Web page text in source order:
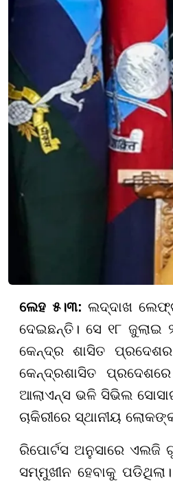
ଲେହ ୫।୩:ଲଦ୍ଦାଖ
ଦେଇଛନ୍ତି। ସେ ୧୮
କେନ୍ଦ୍ର ଶାସିତ
କେନ୍ଦ୍ରଶାସିତ
ଆଲାଏନ୍ସ ଭଳି ସିଭିଲ
ଚାକିରୀରେ ସ୍ଥାନୀୟ
ରିପୋର୍ଟସ ଅନୁସାରେ ଏଲଜି
ସମ୍ମୁଖୀନ ହେବାକୁ